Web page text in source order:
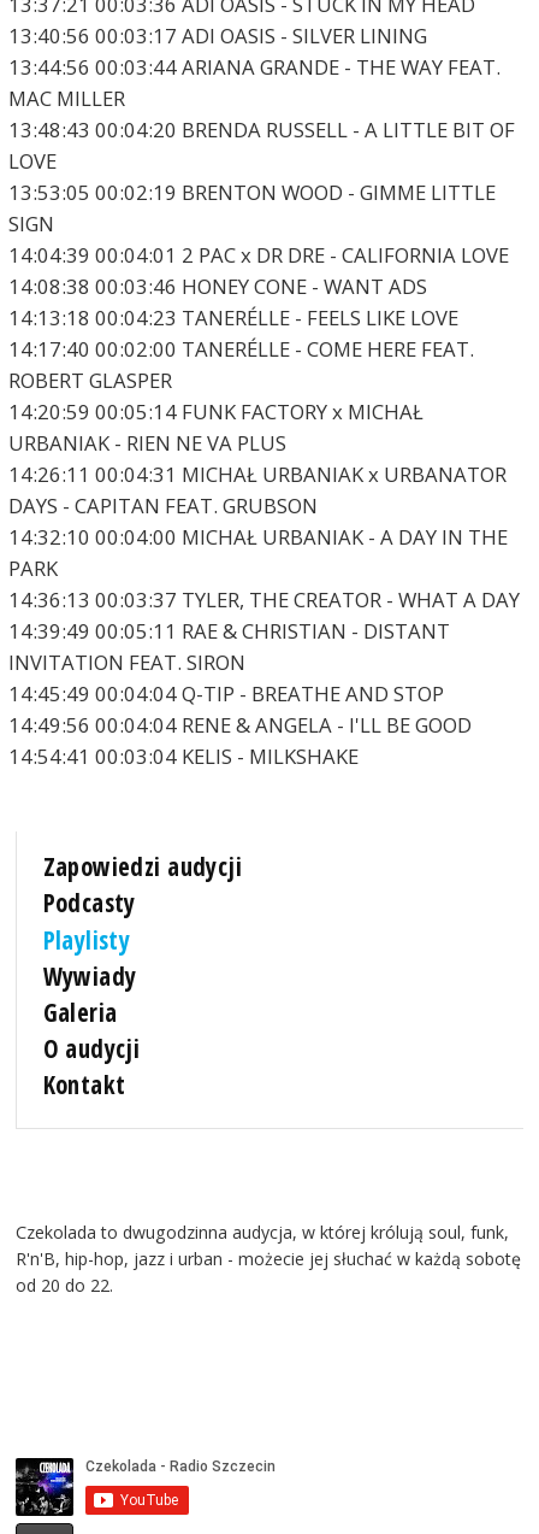
13:40:56 00:03:17 ADI OASIS - SILVER LINING
13:44:56 00:03:44 ARIANA GRANDE - THE WAY FEAT.
MAC MILLER
13:48:43 00:04:20 BRENDA RUSSELL - A LITTLE BIT OF
LOVE
13:53:05 00:02:19 BRENTON WOOD - GIMME LITTLE
SIGN
14:04:39 00:04:01 2 PAC x DR DRE - CALIFORNIA LOVE
14:08:38 00:03:46 HONEY CONE - WANT ADS
14:13:18 00:04:23 TANERÉLLE - FEELS LIKE LOVE
14:17:40 00:02:00 TANERÉLLE - COME HERE FEAT.
ROBERT GLASPER
14:20:59 00:05:14 FUNK FACTORY x MICHAŁ
URBANIAK - RIEN NE VA PLUS
14:26:11 00:04:31 MICHAŁ URBANIAK x URBANATOR
DAYS - CAPITAN FEAT. GRUBSON
14:32:10 00:04:00 MICHAŁ URBANIAK - A DAY IN THE
PARK
14:36:13 00:03:37 TYLER, THE CREATOR - WHAT A DAY
14:39:49 00:05:11 RAE & CHRISTIAN - DISTANT
INVITATION FEAT. SIRON
14:45:49 00:04:04 Q-TIP - BREATHE AND STOP
14:49:56 00:04:04 RENE & ANGELA - I'LL BE GOOD
14:54:41 00:03:04 KELIS - MILKSHAKE
Zapowiedzi audycji
Podcasty
Playlisty
Wywiady
Galeria
O audycji
Kontakt
Czekolada to dwugodzinna audycja, w której królują soul, funk,
R'n'B, hip-hop, jazz i urban - możecie jej słuchać w każdą sobotę
od 20 do 22.